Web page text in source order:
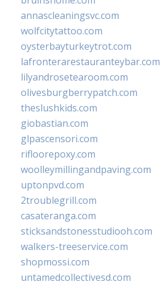
annascleaningsvc.com
wolfcitytattoo.com
oysterbayturkeytrot.com
lafronterarestauranteybar.com
lilyandrosetearoom.com
olivesburgberrypatch.com
theslushkids.com
giobastian.com
glpascensori.com
rifloorepoxy.com
woolleymillingandpaving.com
uptonpvd.com
2troublegrill.com
casateranga.com
sticksandstonesstudiooh.com
walkers-treeservice.com
shopmossi.com
untamedcollectivesd.com